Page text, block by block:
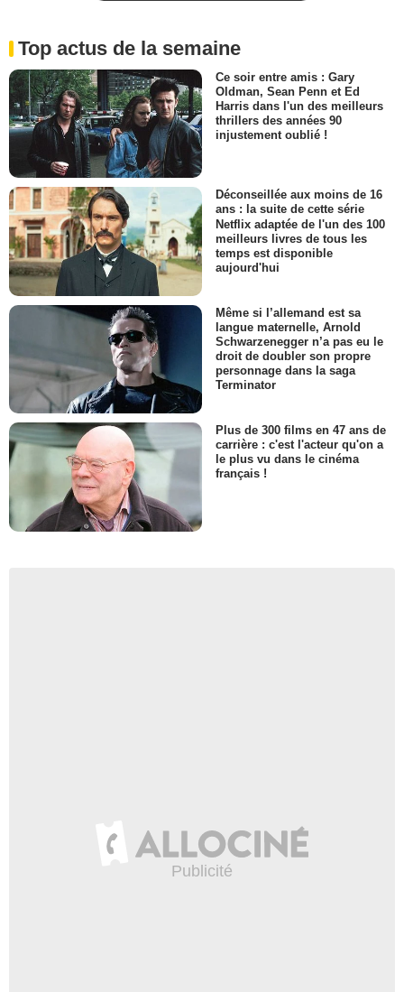
Top actus de la semaine
Ce soir entre amis : Gary
Oldman, Sean Penn et Ed
Harris dans l'un des meilleurs
thrillers des années 90
injustement oublié !
Déconseillée aux moins de 16
ans : la suite de cette série
Netflix adaptée de l'un des 100
meilleurs livres de tous les
temps est disponible
aujourd'hui
Même si l’allemand est sa
langue maternelle, Arnold
Schwarzenegger n’a pas eu le
droit de doubler son propre
personnage dans la saga
Terminator
Plus de 300 films en 47 ans de
carrière : c'est l'acteur qu'on a
le plus vu dans le cinéma
français !